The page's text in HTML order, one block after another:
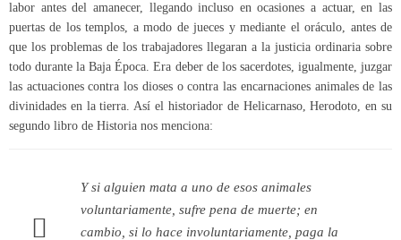
labor antes del amanecer, llegando incluso en ocasiones a actuar, en las
puertas de los templos, a modo de jueces y mediante el oráculo, antes de
que los problemas de los trabajadores llegaran a la justicia ordinaria sobre
todo durante la Baja Época. Era deber de los sacerdotes, igualmente, juzgar
las actuaciones contra los dioses o contra las encarnaciones animales de las
divinidades en la tierra. Así el historiador de Helicarnaso, Herodoto, en su
segundo libro de Historia nos menciona:
Y si alguien mata a uno de esos animales
voluntariamente, sufre pena de muerte; en
cambio, si lo hace involuntariamente, paga la